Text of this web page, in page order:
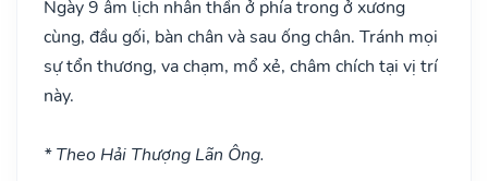
Ngày 9 âm lịch nhân thần ở phía trong ở xương
cùng, đầu gối, bàn chân và sau ống chân. Tránh mọi
sự tổn thương, va chạm, mổ xẻ, châm chích tại vị trí
này.
* Theo Hải Thượng Lãn Ông.